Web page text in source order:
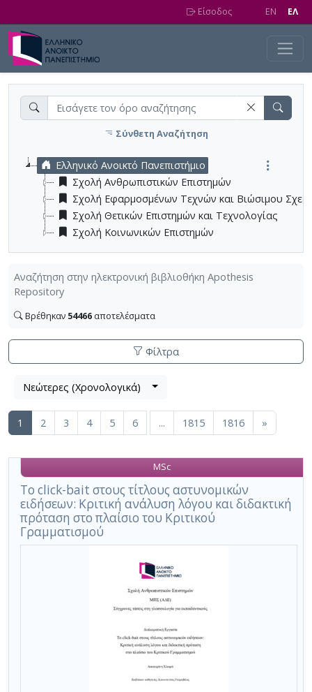
Είσοδος EN EΛ
Σύνθετη Αναζήτηση
Ελληνικό Ανοικτό Πανεπιστήμιο
Σχολή Ανθρωπιστικών Επιστημών
Σχολή Εφαρμοσμένων Τεχνών και Βιώσιμου
Σχολή Θετικών Επιστημών και Τεχνολογίας
Σχολή Κοινωνικών Επιστημών
Αναζήτηση στην ηλεκτρονική βιβλιοθήκη Apothesis
Repository
Βρέθηκαν 54466 αποτελέσματα
Φίλτρα
Επιλέξτε
την
εφαρμογή
κριτηρίων
αναζήτησης
παρακάτω
λίστα,
στα
αποτελέσματα
που
βρέθηκαν:
Βρέθηκαν
αποτελέσματα
σύνολο
σελίδων
1816.
Λίστα
τα
αποτελέσματα
Νεώτερες (Χρονολογικά)
1 (current)
2 3 4 5 6 ... 1815 1816 »
Το click-bait στους τίτλους αστυνομικών
ειδήσεων: Κριτική ανάλυση λόγου και διδακτική
πρόταση στο πλαίσιο του Κριτικού
Γραμματισμού
MSc